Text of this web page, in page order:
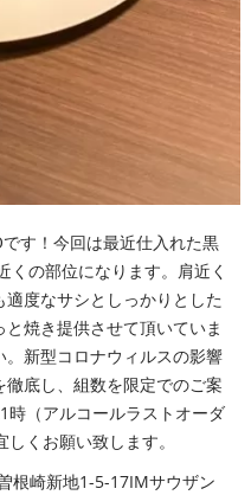
す！今回は最近仕入れた黒
くの部位になります。肩近く
度なサシとしっかりとした
焼き提供させて頂いていま
新型コロナウィルスの影響
底し、組数を限定でのご案
時（アルコールラストオーダ
くお願い致します。
崎新地1-5-17IMサウザン